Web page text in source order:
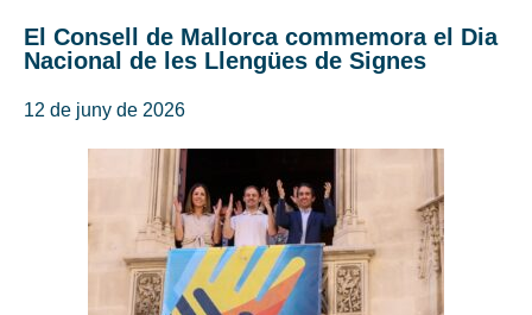
El Consell de Mallorca commemora el Dia
Nacional de les Llengües de Signes
12 de juny de 2026